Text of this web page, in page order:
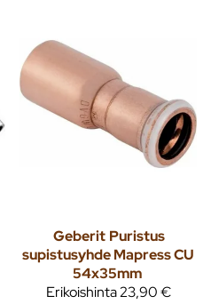
Geberit Puristus
supistusyhde Mapress CU
54x35mm
Erikoishinta23,90 €